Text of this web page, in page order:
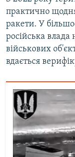
практично
ракети. У
російська
військових
вдається